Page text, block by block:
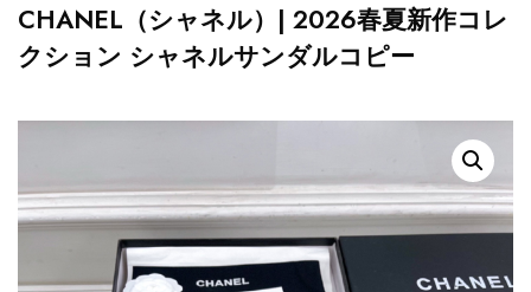
CHANEL（シャネル）| 2026春夏新作コレ
クション シャネルサンダルコピー